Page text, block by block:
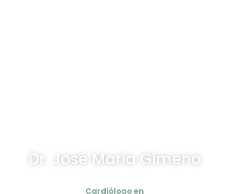
Dr. José María Gimeno
Cardiólogo en